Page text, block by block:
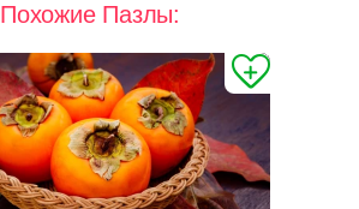
Похожие Пазлы: